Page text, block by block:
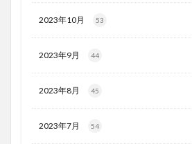
2023年10月 53
2023年9月 44
2023年8月 45
2023年7月 54